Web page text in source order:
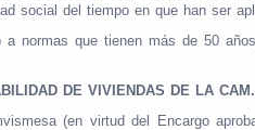
social del tiempo en que han ser
a normas que tienen más de 50
DE VIVIENDAS DE LA
(en virtud del Encargo